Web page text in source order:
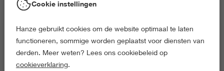
Cookie instellingen
Hanze gebruikt cookies om de website optimaal te laten
functioneren, sommige worden geplaatst voor diensten van
derden. Meer weten? Lees ons cookiebeleid op
cookieverklaring.